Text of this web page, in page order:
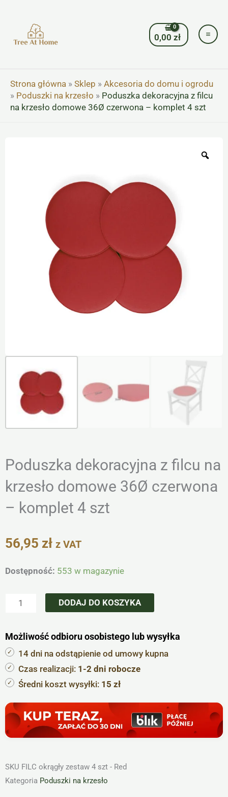
0,00zł
Strona główna » Sklep » Akcesoria do domu i ogrodu
» Poduszki na krzesło » Poduszka dekoracyjna z filcu
na krzesło domowe 36Ø czerwona – komplet 4 szt
Poduszka dekoracyjna z filcu na
krzesło domowe 36Ø czerwona
– komplet 4 szt
56,95 zł z VAT
Dostępność: 553 w magazynie
ilość
dekoracyjna
na
krzesło
domowe
36Ø
-
komplet
4
DODAJ DO KOSZYKA
Możliwość odbioru osobistego lub wysyłka
14 dni na odstąpienie od umowy kupna
Czas realizacji: 1-2 dni robocze
Średni koszt wysyłki: 15 zł
SKU FILC okrągły zestaw 4 szt - Red
Kategoria Poduszki na krzesło